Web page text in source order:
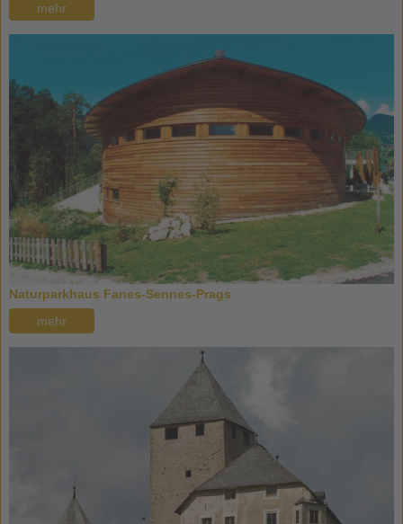
mehr
Naturparkhaus Fanes-Sennes-Prags
mehr